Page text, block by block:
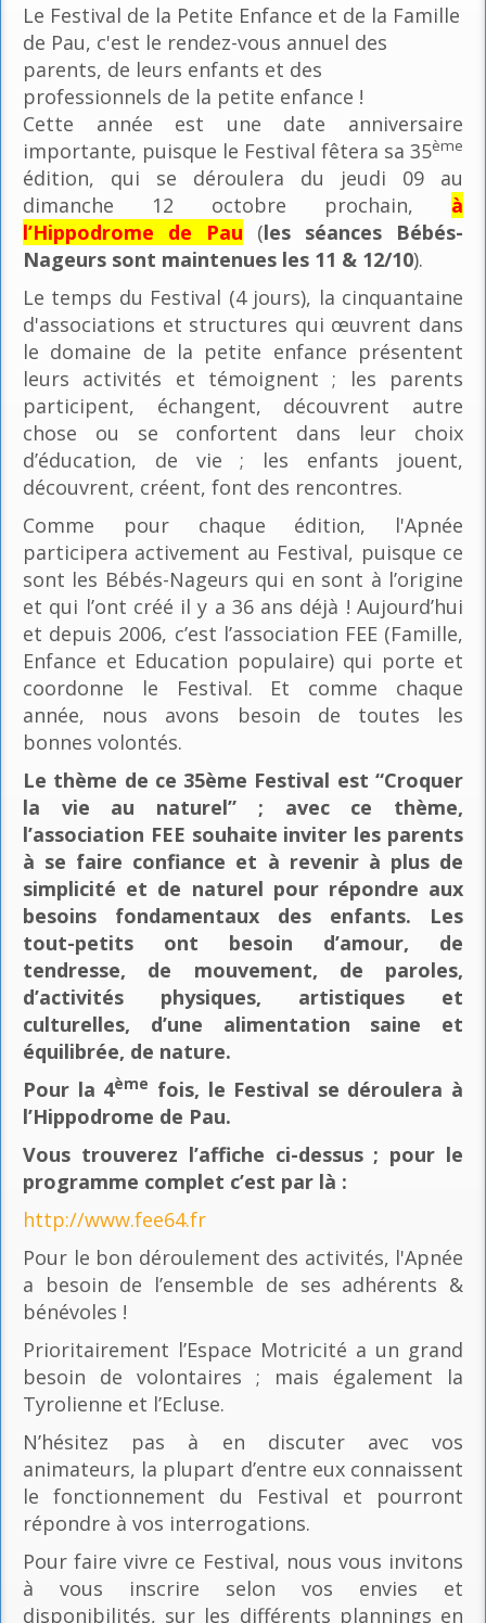
Le Festival de la Petite Enfance et de la Famille
de Pau, c'est le rendez-vous annuel des
parents, de leurs enfants et des
professionnels de la petite enfance !
Cette année est une date anniversaire
importante, puisque le Festival fêtera sa 35ème
édition, qui se déroulera du jeudi 09 au
dimanche 12 octobre prochain, à
l’Hippodrome de Pau (les séances Bébés-
Nageurs sont maintenues les 11 & 12/10).
Le temps du Festival (4 jours), la cinquantaine
d'associations et structures qui œuvrent dans
le domaine de la petite enfance présentent
leurs activités et témoignent ; les parents
participent, échangent, découvrent autre
chose ou se confortent dans leur choix
d’éducation, de vie ; les enfants jouent,
découvrent, créent, font des rencontres.
Comme pour chaque édition, l'Apnée
participera activement au Festival, puisque ce
sont les Bébés-Nageurs qui en sont à l’origine
et qui l’ont créé il y a 36 ans déjà ! Aujourd’hui
et depuis 2006, c’est l’association FEE (Famille,
Enfance et Education populaire) qui porte et
coordonne le Festival. Et comme chaque
année, nous avons besoin de toutes les
bonnes volontés.
Le thème de ce 35ème Festival est “Croquer
la vie au naturel” ; avec ce thème,
l’association FEE souhaite inviter les parents
à se faire confiance et à revenir à plus de
simplicité et de naturel pour répondre aux
besoins fondamentaux des enfants. Les
tout-petits ont besoin d’amour, de
tendresse, de mouvement, de paroles,
d’activités physiques, artistiques et
culturelles, d’une alimentation saine et
équilibrée, de nature.
Pour la 4ème fois, le Festival se déroulera à
l’Hippodrome de Pau.
Vous trouverez l’affiche ci-dessus ; pour le
programme complet c’est par là :
http://www.fee64.fr
Pour le bon déroulement des activités, l'Apnée
a besoin de l’ensemble de ses adhérents &
bénévoles !
Prioritairement l’Espace Motricité a un grand
besoin de volontaires ; mais également la
Tyrolienne et l’Ecluse.
N’hésitez pas à en discuter avec vos
animateurs, la plupart d’entre eux connaissent
le fonctionnement du Festival et pourront
répondre à vos interrogations.
Pour faire vivre ce Festival, nous vous invitons
à vous inscrire selon vos envies et
disponibilités, sur les différents plannings en